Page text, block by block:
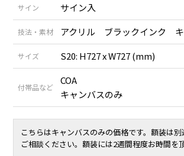
サイン サイン入
技法・素材 アクリル ブラックインク キ
サイズ S20: H727 x W727 (mm)
付帯品など
COA
キャンバスのみ
こちらはキャンバスのみの価格です。額装は別
ご相談ください。額装には2週間程度お時間を